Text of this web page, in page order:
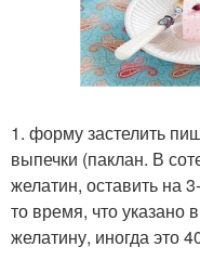
1. форму застелить
выпечки (паклан. В
желатин, оставить на
то время, что указано
желатину, иногда это